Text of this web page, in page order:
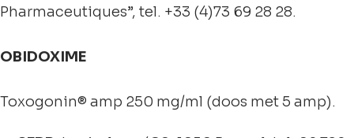
Pharmaceutiques”, tel. +33 (4)73 69 28 28.
OBIDOXIME
Toxogonin® amp 250 mg/ml (doos met 5 amp).